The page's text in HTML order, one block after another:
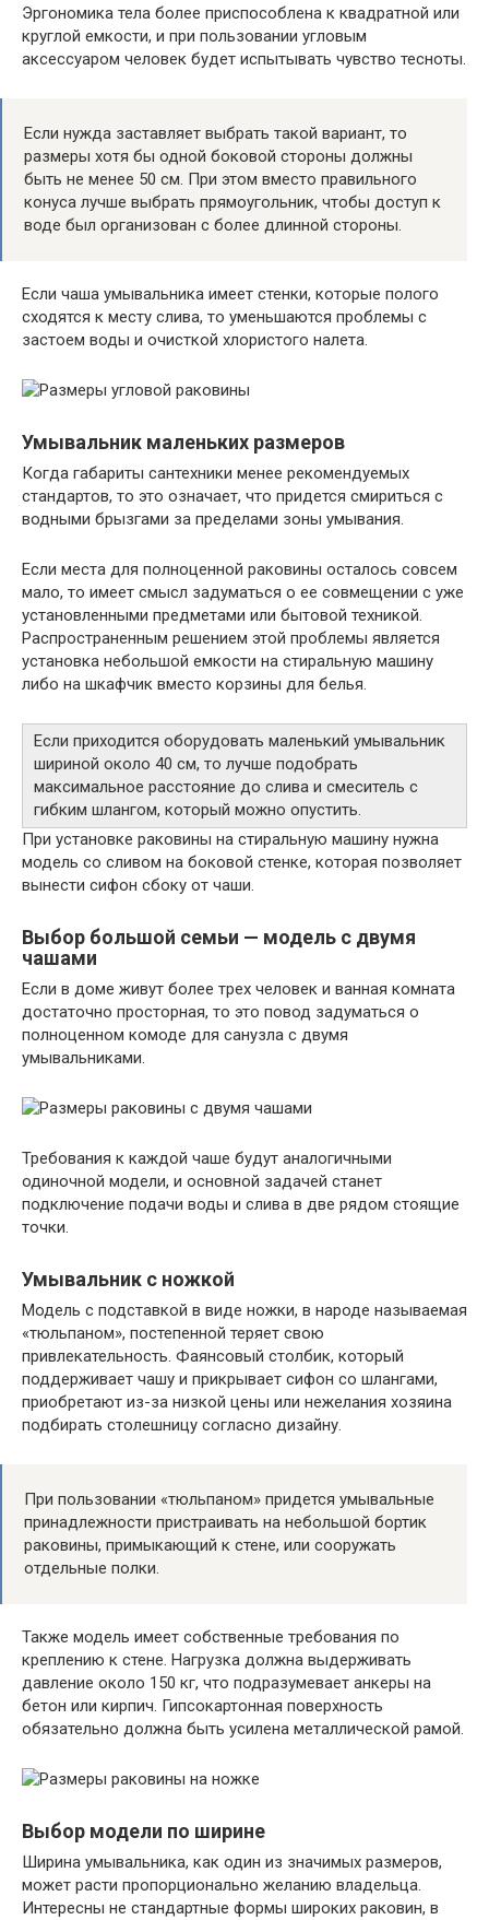
Эргономика тела более приспособлена к квадратной или
круглой емкости, и при пользовании угловым
аксессуаром человек будет испытывать чувство тесноты.
Если нужда заставляет выбрать такой вариант, то
размеры хотя бы одной боковой стороны должны
быть не менее 50 см. При этом вместо правильного
конуса лучше выбрать прямоугольник, чтобы доступ к
воде был организован с более длинной стороны.
Если чаша умывальника имеет стенки, которые полого
сходятся к месту слива, то уменьшаются проблемы с
застоем воды и очисткой хлористого налета.
Умывальник маленьких размеров
Когда габариты сантехники менее рекомендуемых
стандартов, то это означает, что придется смириться с
водными брызгами за пределами зоны умывания.
Если места для полноценной раковины осталось совсем
мало, то имеет смысл задуматься о ее совмещении с уже
установленными предметами или бытовой техникой.
Распространенным решением этой проблемы является
установка небольшой емкости на стиральную машину
либо на шкафчик вместо корзины для белья.
Если приходится оборудовать маленький умывальник
шириной около 40 см, то лучше подобрать
максимальное расстояние до слива и смеситель с
гибким шлангом, который можно опустить.
При установке раковины на стиральную машину нужна
модель со сливом на боковой стенке, которая позволяет
вынести сифон сбоку от чаши.
Выбор большой семьи — модель с двумя
чашами
Если в доме живут более трех человек и ванная комната
достаточно просторная, то это повод задуматься о
полноценном комоде для санузла с двумя
умывальниками.
Требования к каждой чаше будут аналогичными
одиночной модели, и основной задачей станет
подключение подачи воды и слива в две рядом стоящие
точки.
Умывальник с ножкой
Модель с подставкой в виде ножки, в народе называемая
«тюльпаном», постепенной теряет свою
привлекательность. Фаянсовый столбик, который
поддерживает чашу и прикрывает сифон со шлангами,
приобретают из-за низкой цены или нежелания хозяина
подбирать столешницу согласно дизайну.
При пользовании «тюльпаном» придется умывальные
принадлежности пристраивать на небольшой бортик
раковины, примыкающий к стене, или сооружать
отдельные полки.
Также модель имеет собственные требования по
креплению к стене. Нагрузка должна выдерживать
давление около 150 кг, что подразумевает анкеры на
бетон или кирпич. Гипсокартонная поверхность
обязательно должна быть усилена металлической рамой.
Выбор модели по ширине
Ширина умывальника, как один из значимых размеров,
может расти пропорционально желанию владельца.
Интересны не стандартные формы широких раковин, в